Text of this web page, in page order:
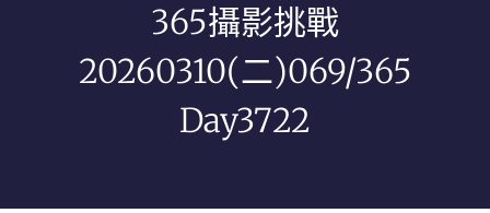
365攝影挑戰
20260310(二)069/365
Day3722